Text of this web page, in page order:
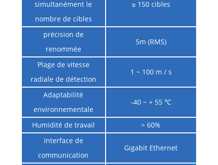
simultanément le
nombre de cibles
≥ 150 cibles
précision de
renommée
5m (RMS)
Plage de vitesse
radiale de détection
1 ~ 100 m / s
Adaptabilité
environnementale
-40 ~ + 55 ℃
Humidité de travail
> 60%
Interface de
communication
Gigabit Ethernet